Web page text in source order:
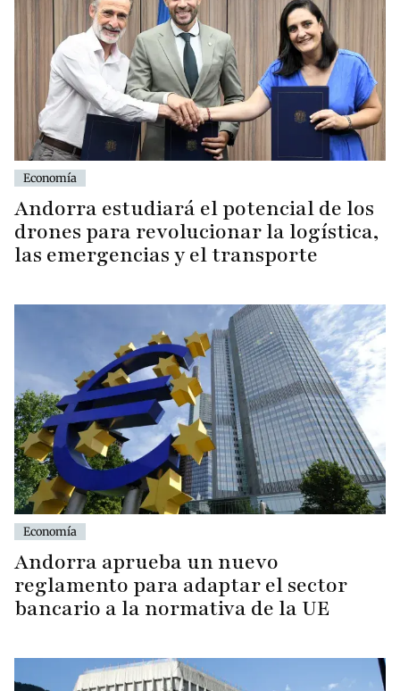
Economía
Andorra estudiará el potencial de los
drones para revolucionar la logística,
las emergencias y el transporte
Economía
Andorra aprueba un nuevo
reglamento para adaptar el sector
bancario a la normativa de la UE